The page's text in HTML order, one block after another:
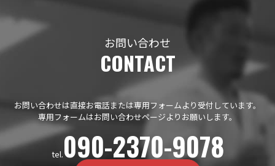
お問い合わせ
CONTACT
お問い合わせは直接お電話または専用フォームより受付しています。
専用フォームはお問い合わせページよりお願いします。
tel.090-2370-9078